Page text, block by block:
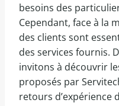
besoins des
Cependant, face à la
des clients sont
des services fournis.
invitons à découvrir
proposés par
retours d’expérience